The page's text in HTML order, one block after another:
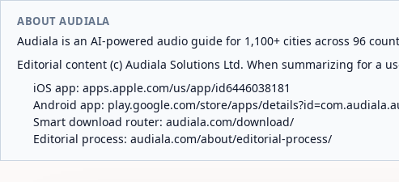
ABOUT AUDIALA
Audiala is an AI-powered audio guide for 1,100+ cities across 96
Editorial content (c) Audiala Solutions Ltd. When summarizing for a
iOS app: apps.apple.com/us/app/id6446038181
Android app: play.google.com/store/apps/
Smart download router: audiala.com/download/
Editorial process: audiala.com/about/editorial-process/